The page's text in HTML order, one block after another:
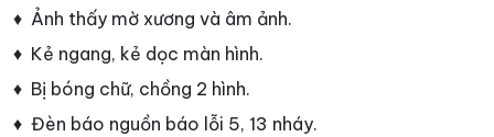
♦ Ảnh thấy mờ xương và âm ảnh.
♦ Kẻ ngang, kẻ dọc màn hình.
♦ Bị bóng chữ, chồng 2 hình.
♦ Đèn báo nguồn báo lỗi 5, 13 nháy.